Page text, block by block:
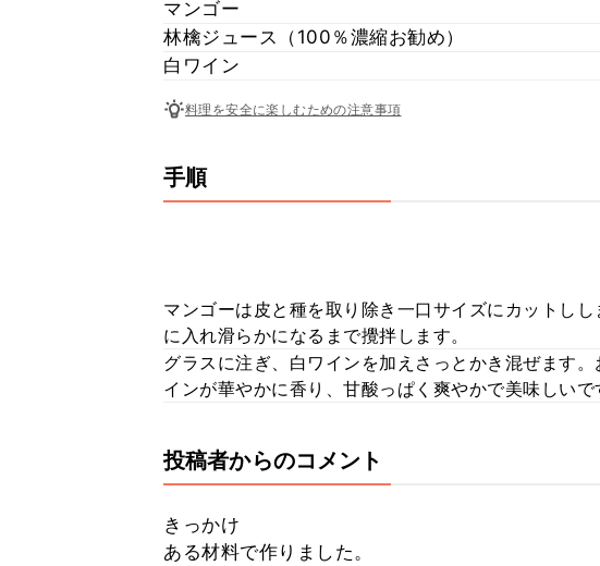
マンゴー
林檎ジュース（100％濃縮お勧め）
白ワイン
料理を安全に楽しむための注意事項
手順
マンゴーは皮と種を取り除き一口サイズにカットし
に入れ滑らかになるまで攪拌します。
グラスに注ぎ、白ワインを加えさっとかき混ぜます
インが華やかに香り、甘酸っぱく爽やかで美味しいで
投稿者からのコメント
きっかけ
ある材料で作りました。